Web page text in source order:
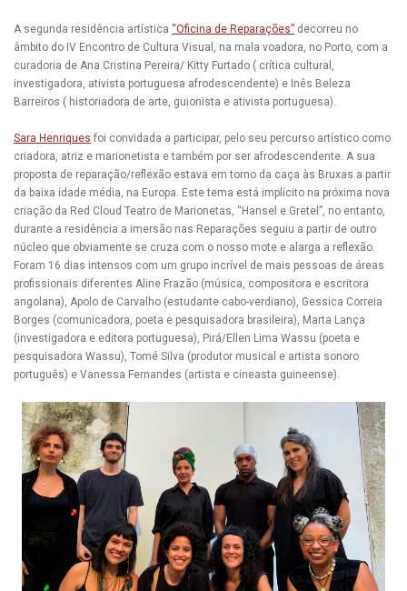
A segunda residência artística “Oficina de Reparações” decorreu no
âmbito do IV Encontro de Cultura Visual, na mala voadora, no Porto, com a
curadoria de Ana Cristina Pereira/ Kitty Furtado ( crítica cultural,
investigadora, ativista portuguesa afrodescendente) e Inês Beleza
Barreiros ( historiadora de arte, guionista e ativista portuguesa).
Sara Henriques foi convidada a participar, pelo seu percurso artístico como
criadora, atriz e marionetista e também por ser afrodescendente. A sua
proposta de reparação/reflexão estava em torno da caça às Bruxas a partir
da baixa idade média, na Europa. Este tema está implícito na próxima nova
criação da Red Cloud Teatro de Marionetas, “Hansel e Gretel”, no entanto,
durante a residência a imersão nas Reparações seguiu a partir de outro
núcleo que obviamente se cruza com o nosso mote e alarga a reflexão.
Foram 16 dias intensos com um grupo incrível de mais pessoas de áreas
profissionais diferentes Aline Frazão (música, compositora e escritora
angolana), Apolo de Carvalho (estudante cabo-verdiano), Gessica Correia
Borges (comunicadora, poeta e pesquisadora brasileira), Marta Lança
(investigadora e editora portuguesa), Pirá/Ellen Lima Wassu (poeta e
pesquisadora Wassu), Tomé Silva (produtor musical e artista sonoro
português) e Vanessa Fernandes (artista e cineasta guineense).